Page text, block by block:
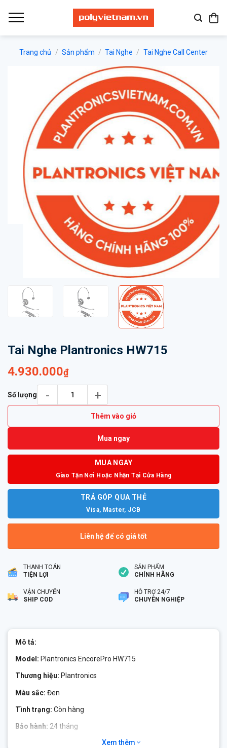
qua
Trang chủ / Sản phẩm / Tai Nghe / Tai Nghe Call Center
Tai Nghe Plantronics HW715
4.930.000₫
Số lượng
Thêm vào giỏ
Mua ngay
MUA NGAY
Giao Tận Nơi Hoặc Nhận Tại Cửa Hàng
TRẢ GÓP QUA THẺ
Visa, Master, JCB
Liên hệ để có giá tốt
THANH TOÁN
TIỆN LỢI
SẢN PHẨM
CHÍNH HÃNG
VẬN CHUYỂN
SHIP COD
HỖ TRỢ 24/7
CHUYÊN NGHIỆP
Mô tả:
Model: Plantronics EncorePro HW715
Thương hiệu: Plantronics
Màu sắc: Đen
Tình trạng: Còn hàng
Bảo hành: 24 tháng
Plantronics EncorePro HW715Xem thêm